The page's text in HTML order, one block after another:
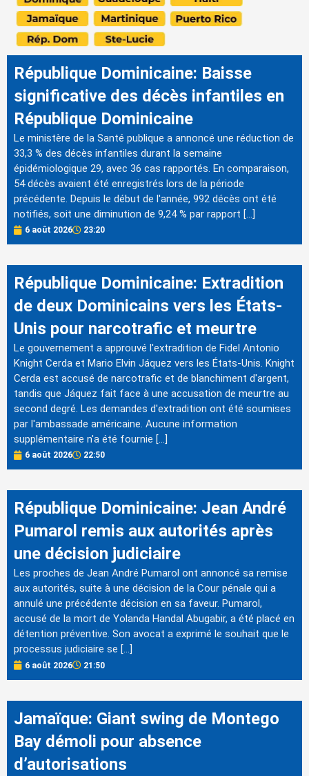
République Dominicaine: Baisse
significative des décès infantiles en
République Dominicaine
Le ministère de la Santé publique a annoncé une réduction de
33,3 % des décès infantiles durant la semaine
épidémiologique 29, avec 36 cas rapportés. En comparaison,
54 décès avaient été enregistrés lors de la période
précédente. Depuis le début de l'année, 992 décès ont été
notifiés, soit une diminution de 9,24 % par rapport […]
6 août 2026 23:20
République Dominicaine: Extradition
de deux Dominicains vers les États-
Unis pour narcotrafic et meurtre
Le gouvernement a approuvé l'extradition de Fidel Antonio
Knight Cerda et Mario Elvin Jáquez vers les États-Unis. Knight
Cerda est accusé de narcotrafic et de blanchiment d'argent,
tandis que Jáquez fait face à une accusation de meurtre au
second degré. Les demandes d'extradition ont été soumises
par l'ambassade américaine. Aucune information
supplémentaire n'a été fournie […]
6 août 2026 22:50
République Dominicaine: Jean André
Pumarol remis aux autorités après
une décision judiciaire
Les proches de Jean André Pumarol ont annoncé sa remise
aux autorités, suite à une décision de la Cour pénale qui a
annulé une précédente décision en sa faveur. Pumarol,
accusé de la mort de Yolanda Handal Abugabir, a été placé en
détention préventive. Son avocat a exprimé le souhait que le
processus judiciaire se […]
6 août 2026 21:50
Jamaïque: Giant swing de Montego
Bay démoli pour absence
d’autorisations